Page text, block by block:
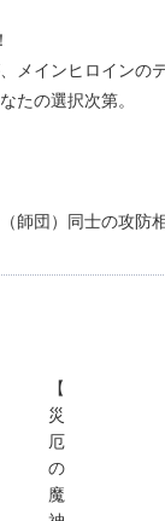
メインヒロインの
たの選択次第。
師団）同士の攻防
【
災
厄
の
魔